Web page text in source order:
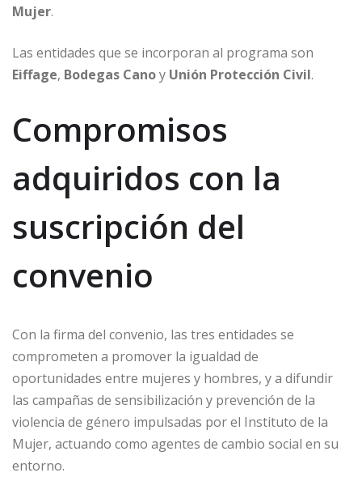
Mujer.
Las entidades que se incorporan al programa son
Eiffage, Bodegas Canoy Unión Protección Civil.
Compromisos
adquiridos con la
suscripción del
convenio
Con la firma del convenio, las tres entidades se
comprometen a promover la igualdad de
oportunidades entre mujeres y hombres, y a difundir
las campañas de sensibilización y prevención de la
violencia de género impulsadas por el Instituto de la
Mujer, actuando como agentes de cambio social en su
entorno.